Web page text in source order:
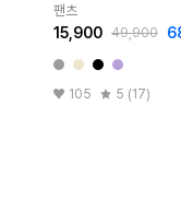
팬츠
15,900 49,900
105 5 (17)